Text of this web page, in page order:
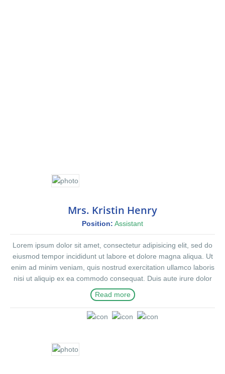
Mrs. Kristin Henry
Position: Assistant
Lorem ipsum dolor sit amet, consectetur adipisicing elit, sed do
eiusmod tempor incididunt ut labore et dolore magna aliqua. Ut
enim ad minim veniam, quis nostrud exercitation ullamco laboris
nisi ut aliquip ex ea commodo consequat. Duis aute irure dolor
in reprehenderit in voluptte velit. Lorem ipsum dolor sit amet,
consectetur adipisicing elit, sed do eiusmod tempor incididunt ut
labore et dolore magna aliqua. Ut enim ad minim veniam, quis
voluptate velit.Lorem ipsum dolor amet laboris consectetur
adipisicing elit, sed do eiusmod tempor incididunt ut labore et
Read more